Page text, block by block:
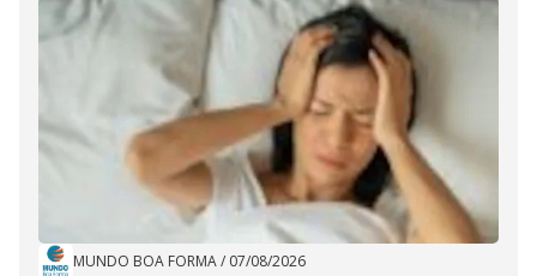
MUNDO BOA FORMA/ 07/08/2026